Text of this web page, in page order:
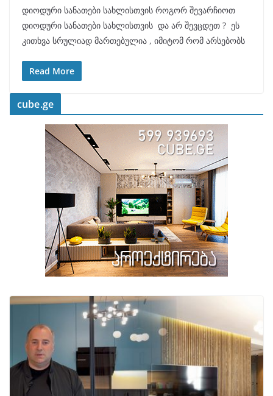
დიოდური სანათები სახლისთვის როგორ შევარჩიოთ
დიოდური სანათები სახლისთვის და არ შევცდეთ ? ეს
კითხვა სრულიად მართებულია , იმიტომ რომ არსებობს
Read More
cube.ge